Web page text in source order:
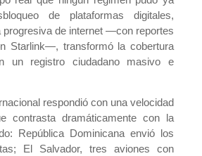
de plataformas digitales,
progresiva de internet —con reportes
Starlink—, transformó la cobertura
un registro ciudadano masivo e
respondió con una velocidad
contrasta dramáticamente con la
República Dominicana envió los
El Salvador, tres aviones con